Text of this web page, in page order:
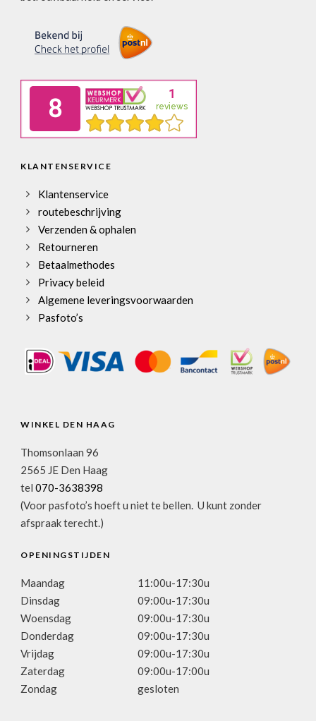
KLANTENSERVICE
Klantenservice
routebeschrijving
Verzenden & ophalen
Retourneren
Betaalmethodes
Privacy beleid
Algemene leveringsvoorwaarden
Pasfoto’s
WINKEL DEN HAAG
Thomsonlaan 96
2565 JE Den Haag
tel 070-3638398
(Voor pasfoto’s hoeft u niet te bellen. U kunt zonder
afspraak terecht.)
OPENINGSTIJDEN
Maandag
11:00u-17:30u
Dinsdag
09:00u-17:30u
Woensdag
09:00u-17:30u
Donderdag
09:00u-17:30u
Vrijdag
09:00u-17:30u
Zaterdag
09:00u-17:00u
Zondag
gesloten